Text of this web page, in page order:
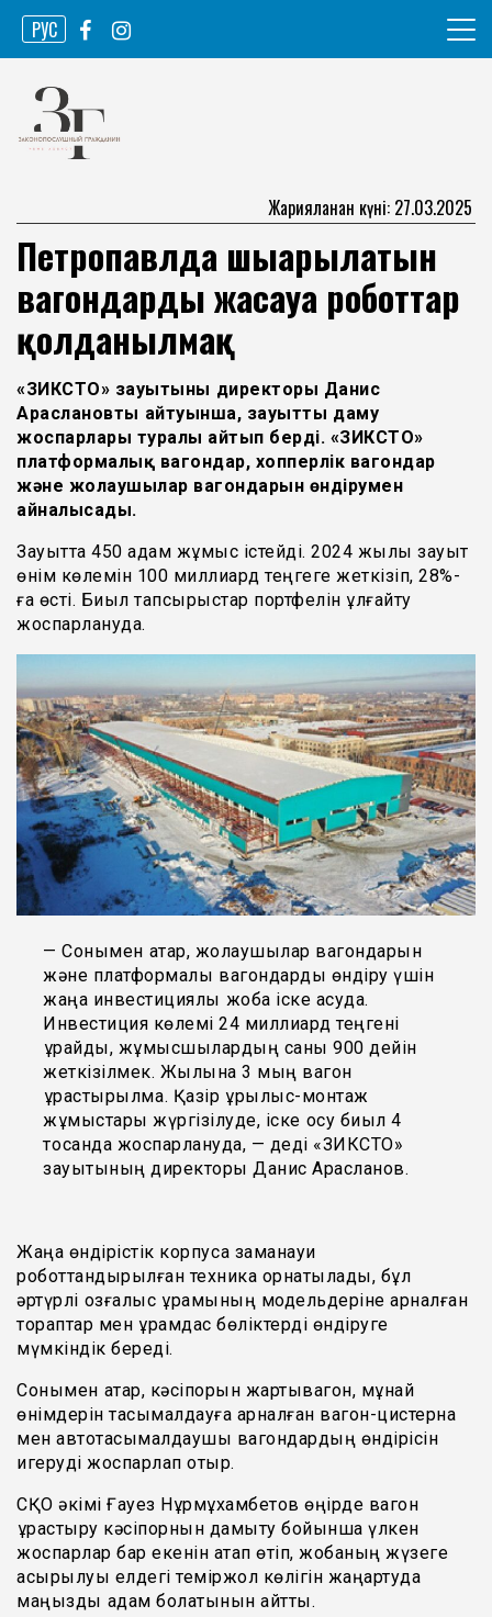
Skip
content
РУС
Законопослушный гражданин
Жарияланған күні: 27.03.2025
Петропавлда шығарылатын
вагондарды жасауға роботтар
қолданылмақ
«ЗИКСТО» зауытының директоры Данис
Араслановтың айтуынша, зауыттың даму
жоспарлары туралы айтып берді. «ЗИКСТО»
платформалық вагондар, хопперлік вагондар
және жолаушылар вагондарын өндірумен
айналысады.
Зауытта 450 адам жұмыс істейді. 2024 жылы зауыт
өнім көлемін 100 миллиард теңгеге жеткізіп, 28%-
ға өсті. Биыл тапсырыстар портфелін ұлғайту
жоспарлануда.
— Сонымен қатар, жолаушылар вагондарын
және платформалық вагондарды өндіру үшін
жаңа инвестициялық жоба іске асуда.
Инвестиция көлемі 24 миллиард теңгені
құрайды, жұмысшылардың саны 900 дейін
жеткізілмек. Жылына 3 мың вагон
құрастырылмақ. Қазір құрылыс-монтаж
жұмыстары жүргізілуде, іске қосу биыл 4
тоқсанда жоспарлануда, — деді «ЗИКСТО»
зауытының директоры Данис Арасланов.
Жаңа өндірістік корпусқа заманауи
роботтандырылған техника орнатылады, бұл
әртүрлі қозғалыс құрамының модельдеріне арналған
тораптар мен құрамдас бөліктерді өндіруге
мүмкіндік береді.
Сонымен қатар, кәсіпорын жартывагон, мұнай
өнімдерін тасымалдауға арналған вагон-цистерна
мен автотасымалдаушы вагондардың өндірісін
игеруді жоспарлап отыр.
СҚО әкімі Ғауез Нұрмұхамбетов өңірде вагон
құрастыру кәсіпорнын дамыту бойынша үлкен
жоспарлар бар екенін атап өтіп, жобаның жүзеге
асырылуы елдегі теміржол көлігін жаңартуда
маңызды қадам болатынын айтты.